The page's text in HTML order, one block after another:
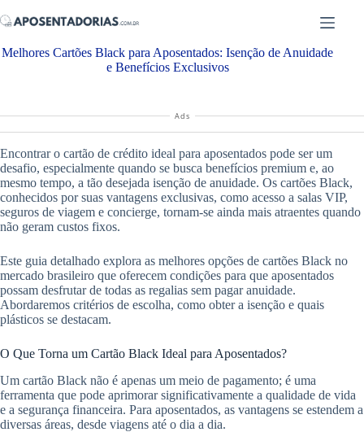
Pular
para
conteúdo
Melhores Cartões Black para Aposentados: Isenção de Anuidade
e Benefícios Exclusivos
Ads
Encontrar o cartão de crédito ideal para aposentados pode ser um
desafio, especialmente quando se busca benefícios premium e, ao
mesmo tempo, a tão desejada isenção de anuidade. Os cartões Black,
conhecidos por suas vantagens exclusivas, como acesso a salas VIP,
seguros de viagem e concierge, tornam-se ainda mais atraentes quando
não geram custos fixos.
Este guia detalhado explora as melhores opções de cartões Black no
mercado brasileiro que oferecem condições para que aposentados
possam desfrutar de todas as regalias sem pagar anuidade.
Abordaremos critérios de escolha, como obter a isenção e quais
plásticos se destacam.
O Que Torna um Cartão Black Ideal para Aposentados?
Um cartão Black não é apenas um meio de pagamento; é uma
ferramenta que pode aprimorar significativamente a qualidade de vida
e a segurança financeira. Para aposentados, as vantagens se estendem a
diversas áreas, desde viagens até o dia a dia.